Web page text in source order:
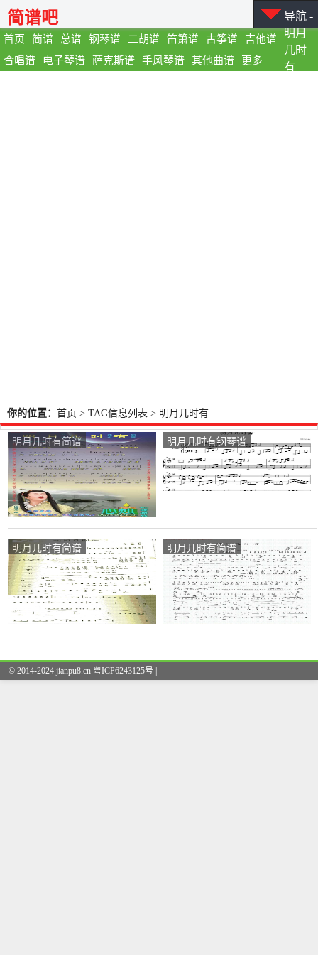
首页 简谱 总谱 钢琴谱 二胡谱 笛箫谱 古筝谱
吉他谱
合唱谱
电子琴谱 萨克斯谱 手风琴谱 其他曲谱 更多
简谱吧
导航 -
明月
几时
有
你的位置： 首页 > TAG信息列表 > 明月几时有
明月几时有简谱 明月几时有钢琴谱
明月几时有简谱 明月几时有简谱
© 2014-2024 jianpu8.cn 粤ICP6243125号 |